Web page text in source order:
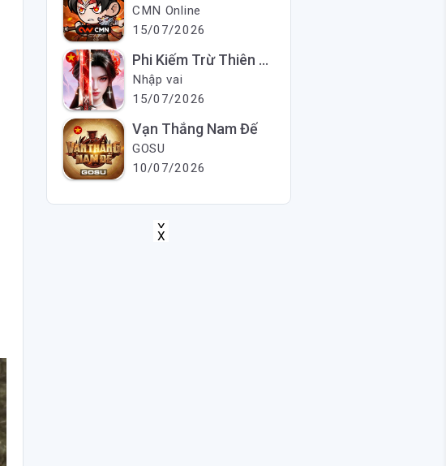
CMN Online
15/07/2026
Phi Kiếm Trừ Thiên Ma
Nhập vai
15/07/2026
Vạn Thắng Nam Đế
GOSU
10/07/2026
X
X